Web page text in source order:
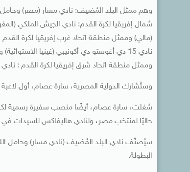
وهم ممثل البلد المُضيف: نادي مسار (مصر) وحامل
شمال إفريقيا لكرة القدم: نادي الجيش الملكي
(مالي) وممثل منطقة اتحاد غرب إفريقيا لكرة
نادي 15 دي أغوستو دي أكونيبي (غينيا
وممثل منطقة اتحاد شرق إفريقيا لكرة القدم : نادي
وستُشارك الدولية المصرية، سارة عصام، أول
حاليًا لمنتخب مصر، ولنادي هاليفاكس للسيدات في
سيُصنَّف نادي البلد المُضيف (نادي مسار) وحامل
البطولة.